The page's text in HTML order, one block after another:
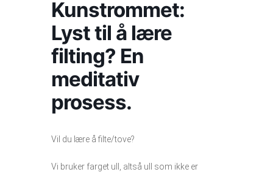
Kunstrommet:
Lyst til å lære
filting? En
meditativ
prosess.
Vil du lære å filte/tove?
Vi bruker farget ull, altså ull som ikke er